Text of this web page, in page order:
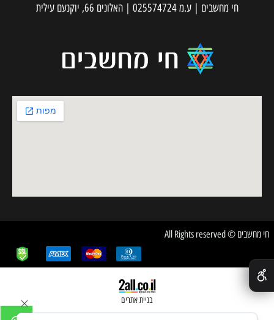
חי מחשבים | ע.מ 025574724 | האלונים 66, יוקנעם עילית
חי מחשבים © All Rights reserved
בניית אתרים